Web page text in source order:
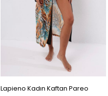
Lapieno Kadın Kaftan Pareo